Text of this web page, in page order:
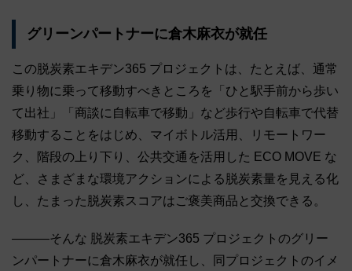
グリーンパートナーに倉木麻衣が就任
この脱炭素エキデン365 プロジェクトは、たとえば、通常
乗り物に乗って移動すべきところを「ひと駅手前から歩い
て出社」「商談に自転車で移動」など歩行や自転車で代替
移動することをはじめ、マイボトル活用、リモートワー
ク、階段の上り下り、公共交通を活用した ECO MOVE な
ど、さまざまな環境アクションによる脱炭素量を見える化
し、たまった脱炭素スコアはご褒美商品と交換できる。
―――そんな 脱炭素エキデン365 プロジェクトのグリー
ンパートナーに倉木麻衣が就任し、同プロジェクトのイメ